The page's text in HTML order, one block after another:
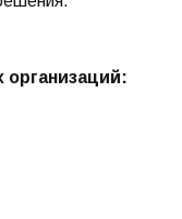
организаций: